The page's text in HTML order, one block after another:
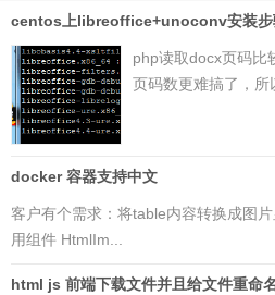
php读取docx页码比
页码数更难搞了，所
docker 容器支持中文
客户有个需求：将table内容转换成图
用组件 HtmlIm...
html js 前端下载文件并且给文件重命